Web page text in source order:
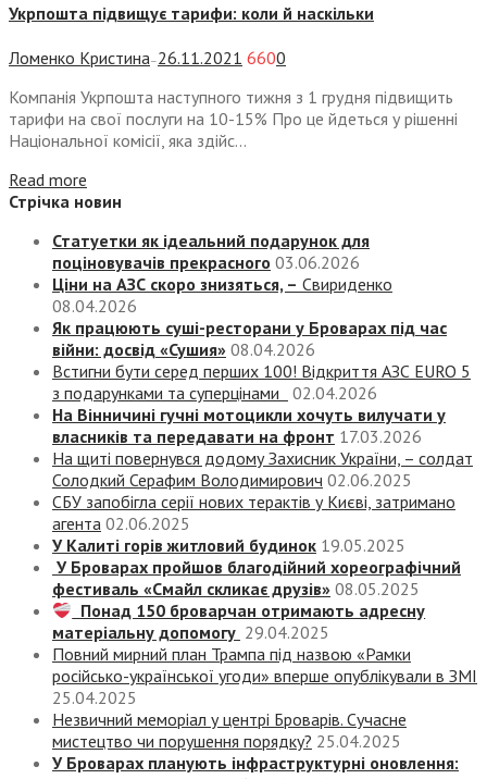
Укрпошта підвищує тарифи: коли й наскільки
Ломенко Кристина— 26.11.2021 6600
Компанія Укрпошта наступного тижня з 1 грудня підвищить
тарифи на свої послуги на 10-15% Про це йдеться у рішенні
Національної комісії, яка здійс...
Read more
Стрічка новин
Статуетки як ідеальний подарунок для
поціновувачів прекрасного 03.06.2026
Ціни на АЗС скоро знизяться, – Свириденко
08.04.2026
Як працюють суші-ресторани у Броварах під час
війни: досвід «Сушия» 08.04.2026
Встигни бути серед перших 100! Відкриття АЗС EURO 5
з подарунками та суперцінами
02.04.2026
На Вінничині гучні мотоцикли хочуть вилучати у
власників та передавати на фронт 17.03.2026
На щиті повернувся додому Захисник України, – солдат
Солодкий Серафим Володимирович 02.06.2025
СБУ запобігла серії нових терактів у Києві, затримано
агента 02.06.2025
У Калиті горів житловий будинок 19.05.2025
У Броварах пройшов благодійний хореографічний
фестиваль «Смайл скликає друзів» 08.05.2025
Понад 150 броварчан отримають адресну
матеріальну допомогу 29.04.2025
Повний мирний план Трампа під назвою «‎Рамки
російсько-української угоди» вперше опублікували в ЗМІ
25.04.2025
Незвичний меморіал у центрі Броварів. Сучасне
мистецтво чи порушення порядку? 25.04.2025
У Броварах планують інфраструктурні оновлення: